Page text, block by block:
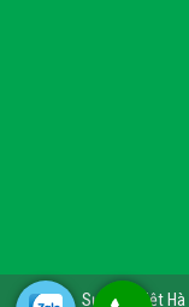
Sự kiện Việt Hà